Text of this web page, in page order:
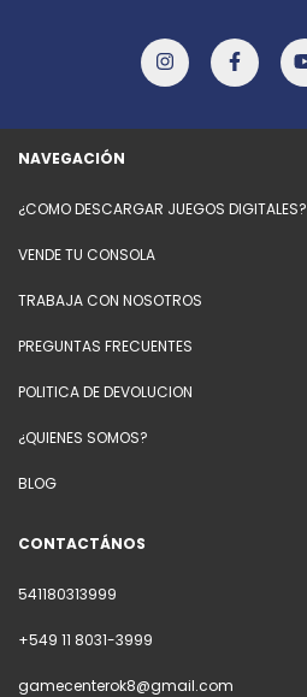
NAVEGACIÓN
¿COMO DESCARGAR JUEGOS DIGITALES?
VENDE TU CONSOLA
TRABAJA CON NOSOTROS
PREGUNTAS FRECUENTES
POLITICA DE DEVOLUCION
¿QUIENES SOMOS?
BLOG
CONTACTÁNOS
541180313999
+549 11 8031-3999
gamecenterok8@gmail.com